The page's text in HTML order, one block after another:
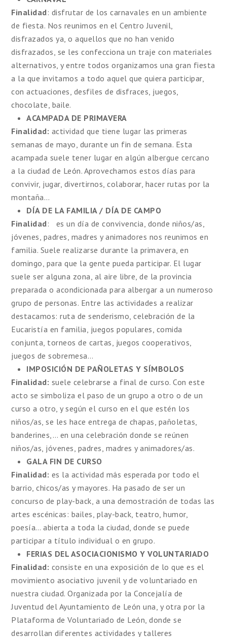
Finalidad: disfrutar de los carnavales en un ambiente
de fiesta. Nos reunimos en el Centro Juvenil,
disfrazados ya, o aquellos que no han venido
disfrazados, se les confecciona un traje con materiales
alternativos, y entre todos organizamos una gran fiesta
a la que invitamos a todo aquel que quiera participar,
con actuaciones, desfiles de disfraces, juegos,
chocolate, baile.
ACAMPADA DE PRIMAVERA
Finalidad: actividad que tiene lugar las primeras
semanas de mayo, durante un fin de semana. Esta
acampada suele tener lugar en algún albergue cercano
a la ciudad de León. Aprovechamos estos días para
convivir, jugar, divertirnos, colaborar, hacer rutas por la
montaña…
DÍA DE LA FAMILIA / DÍA DE CAMPO
Finalidad: es un día de convivencia, donde niños/as,
jóvenes, padres, madres y animadores nos reunimos en
familia. Suele realizarse durante la primavera, en
domingo, para que la gente pueda participar. El lugar
suele ser alguna zona, al aire libre, de la provincia
preparada o acondicionada para albergar a un numeroso
grupo de personas. Entre las actividades a realizar
destacamos: ruta de senderismo, celebración de la
Eucaristía en familia, juegos populares, comida
conjunta, torneos de cartas, juegos cooperativos,
juegos de sobremesa…
IMPOSICIÓN DE PAÑOLETAS Y SÍMBOLOS
Finalidad: suele celebrarse a final de curso. Con este
acto se simboliza el paso de un grupo a otro o de un
curso a otro, y según el curso en el que estén los
niños/as, se les hace entrega de chapas, pañoletas,
banderines,… en una celebración donde se reúnen
niños/as, jóvenes, padres, madres y animadores/as.
GALA FIN DE CURSO
Finalidad: es la actividad más esperada por todo el
barrio, chicos/as y mayores. Ha pasado de ser un
concurso de play-back, a una demostración de todas las
artes escénicas: bailes, play-back, teatro, humor,
poesía… abierta a toda la ciudad, donde se puede
participar a título individual o en grupo.
FERIAS DEL ASOCIACIONISMO Y VOLUNTARIADO
Finalidad: consiste en una exposición de lo que es el
movimiento asociativo juvenil y de voluntariado en
nuestra ciudad. Organizada por la Concejalía de
Juventud del Ayuntamiento de León una, y otra por la
Plataforma de Voluntariado de León, donde se
desarrollan diferentes actividades y talleres